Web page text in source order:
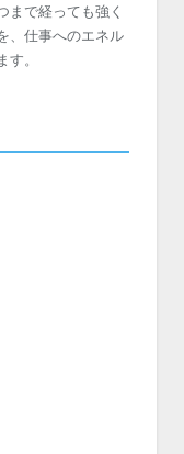
まで経っても強く
、仕事へのエネル
。